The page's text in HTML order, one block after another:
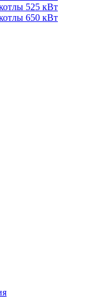
525 кВт
650 кВт